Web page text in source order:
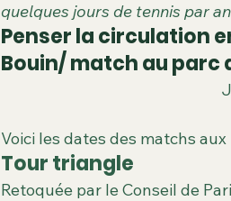
quelques jours de tennis par
Penser la circulation
Bouin/ match au parc
Voici les dates des matchs
Tour triangle
Retoquée par le Conseil de